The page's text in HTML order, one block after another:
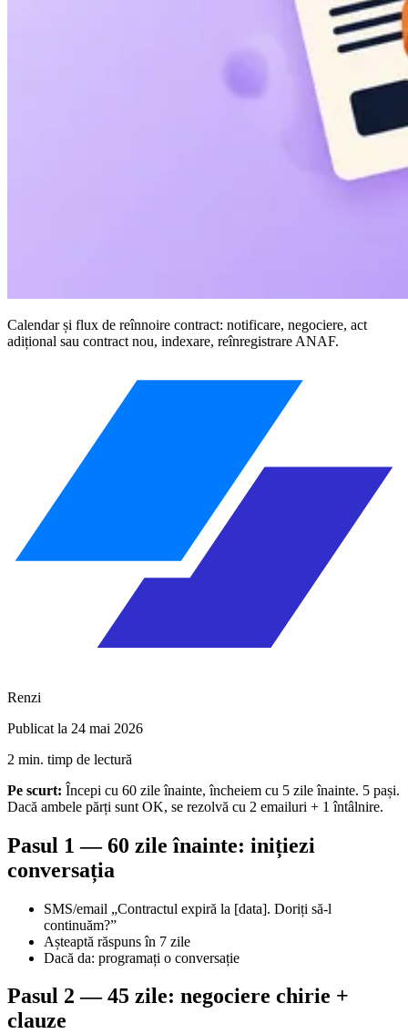
Calendar și flux de reînnoire contract: notificare, negociere, act
adițional sau contract nou, indexare, reînregistrare ANAF.
Renzi
Publicat la 24 mai 2026
2 min. timp de lectură
Pe scurt: Începi cu 60 zile înainte, încheiem cu 5 zile înainte. 5 pași.
Dacă ambele părți sunt OK, se rezolvă cu 2 emailuri + 1 întâlnire.
Pasul 1 — 60 zile înainte: inițiezi
conversația
SMS/email „Contractul expiră la [data]. Doriți să-l
continuăm?”
Așteaptă răspuns în 7 zile
Dacă da: programați o conversație
Pasul 2 — 45 zile: negociere chirie +
clauze